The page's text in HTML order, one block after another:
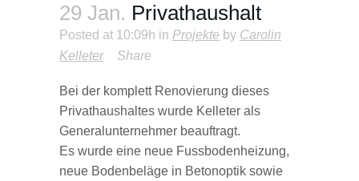
29 Jan. Privathaushalt
Posted at 10:09h in Projekte by Carolin
Kelleter
Share
Bei der komplett Renovierung dieses
Privathaushaltes wurde Kelleter als
Generalunternehmer beauftragt.
Es wurde eine neue Fussbodenheizung,
neue Bodenbeläge in Betonoptik sowie